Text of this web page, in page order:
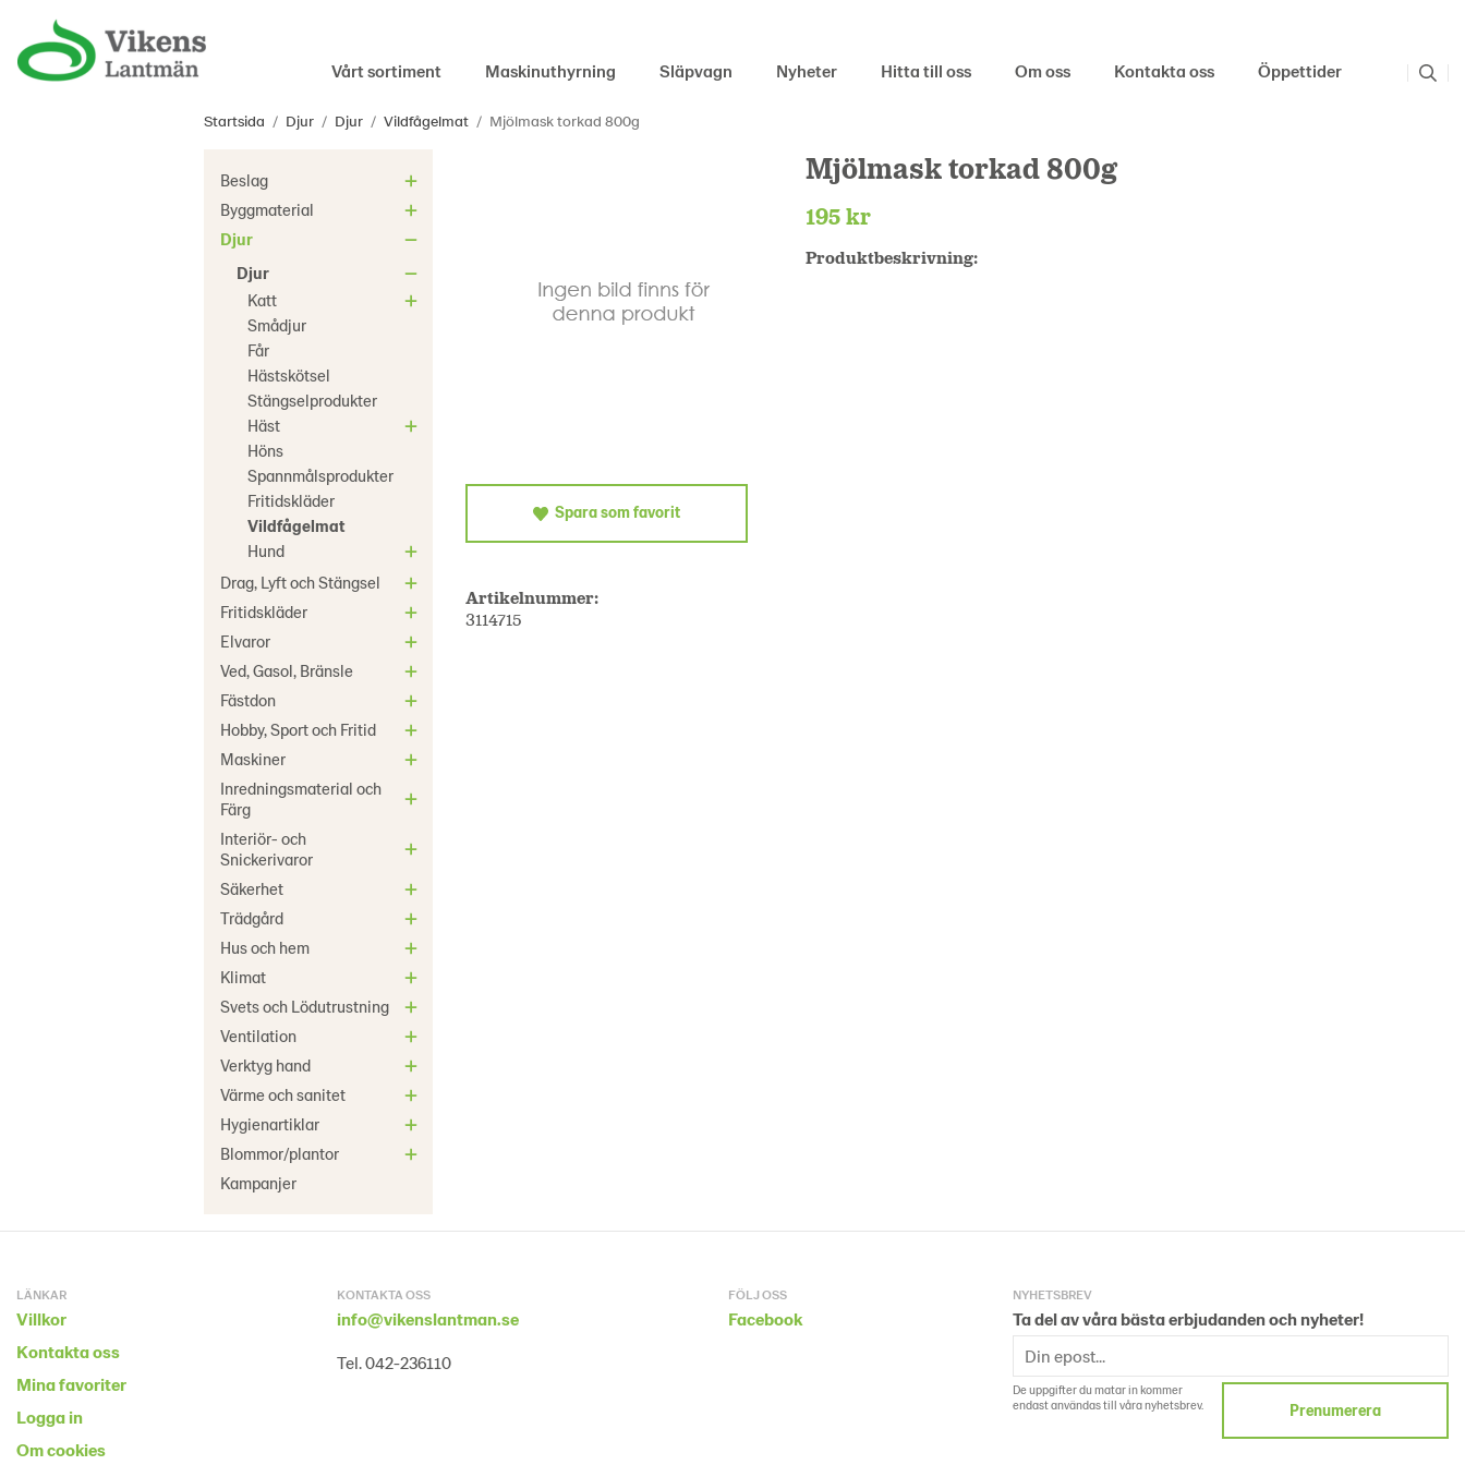
Vårt sortiment Maskinuthyrning Släpvagn Nyheter Hitta till oss Om oss Kontakta oss Öppettider
Startsida / Djur / Djur / Vildfågelmat / Mjölmask torkad 800g
Beslag
Byggmaterial
Djur
Djur
Katt
Smådjur
Får
Hästskötsel
Stängselprodukter
Häst
Höns
Spannmålsprodukter
Fritidskläder
Vildfågelmat
Hund
Drag, Lyft och Stängsel
Fritidskläder
Elvaror
Ved, Gasol, Bränsle
Fästdon
Hobby, Sport och Fritid
Maskiner
Inredningsmaterial och
Färg
Interiör- och
Snickerivaror
Säkerhet
Trädgård
Hus och hem
Klimat
Svets och Lödutrustning
Ventilation
Verktyg hand
Värme och sanitet
Hygienartiklar
Blommor/plantor
Kampanjer
Mjölmask torkad 800g
195 kr
Produktbeskrivning:
Spara som favorit
Artikelnummer:
3114715
LÄNKAR
Villkor
Kontakta oss
Mina favoriter
Logga in
Om cookies
KONTAKTA OSS
info@vikenslantman.se
Tel. 042-236110
FÖLJ OSS
Facebook
NYHETSBREV
Ta del av våra bästa erbjudanden och nyheter!
De uppgifter du matar in kommer
endast användas till våra nyhetsbrev.
Prenumerera